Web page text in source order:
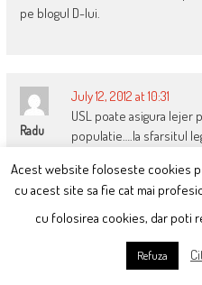
pe blogul D-lui.
Radu
July 12, 2012 at 10:31
USL poate asigura lejer
populatie….la sfarsitul
amenda de …. Sa-i vedem atunci
July 12, 2012 at 11:06
Acest website foloseste cookies
cu acest site sa fie cat mai
cu folosirea cookies, dar poti
Refuza